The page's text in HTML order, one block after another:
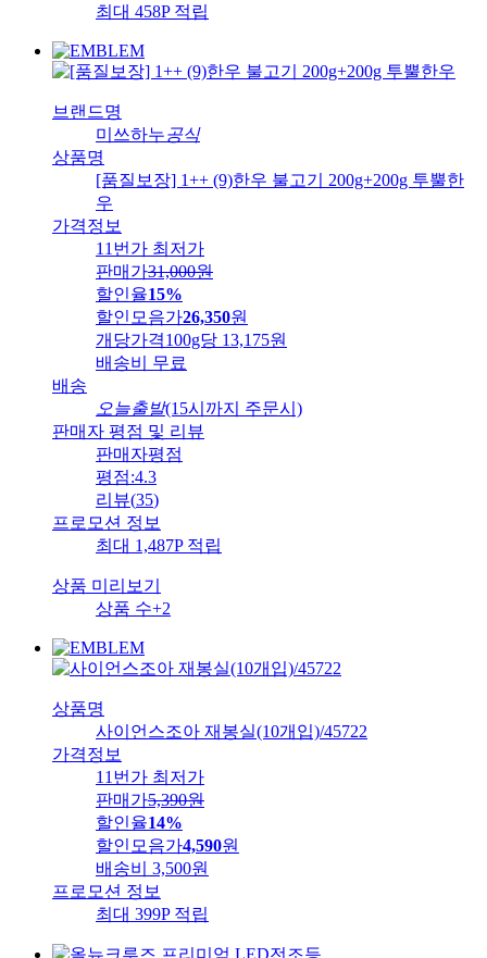
최대 458P 적립
브랜드명
미쓰하누공식
상품명
[품질보장] 1++ (9)한우 불고기 200g+200g 투뿔한
우
가격정보
11번가 최저가
판매가31,000원
할인율15%
할인모음가26,350원
개당가격100g당 13,175원
배송비
무료
배송
오늘출발(15시까지 주문시)
판매자 평점 및 리뷰
판매자평점
평점:4.3
리뷰(35)
프로모션 정보
최대 1,487P 적립
상품 미리보기
상품 수+2
상품명
사이언스조아 재봉실(10개입)/45722
가격정보
11번가 최저가
판매가5,390원
할인율14%
할인모음가4,590원
배송비
3,500원
프로모션 정보
최대 399P 적립